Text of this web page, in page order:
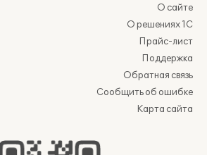
О сайте
О решениях 1С
Прайс-лист
Поддержка
Обратная связь
Сообщить об ошибке
Карта сайта